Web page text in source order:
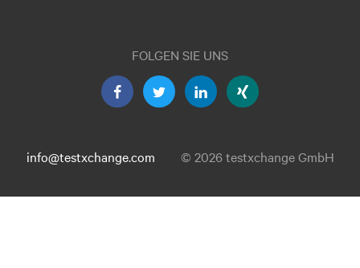
FOLGEN SIE UNS
info@testxchange.com © 2026 testxchange GmbH